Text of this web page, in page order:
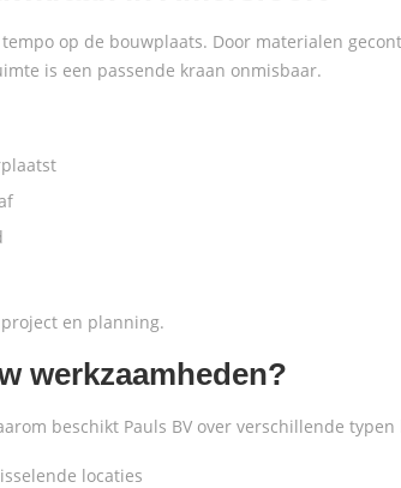
op de bouwplaats. Door materialen
is een passende kraan onmisbaar.
en planning.
werkzaamheden?
beschikt Pauls BV over verschillende
locaties